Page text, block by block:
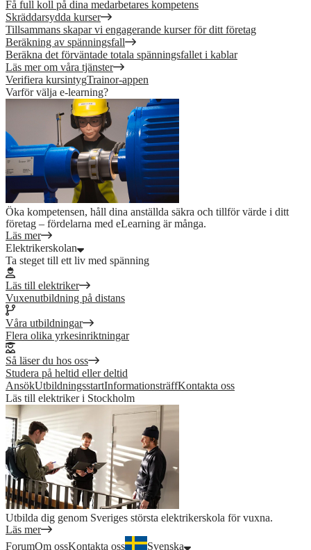
Få full koll på dina medarbetares kompetens
Skräddarsydda kurser
Tillsammans skapar vi engagerande kurser för ditt företag
Beräkning av spänningsfall
Beräkna det förväntade totala spänningsfallet i kablar
Läs mer om våra tjänster
Verifiera kursintygTrainor-appen
Varför välja e-learning?
Öka kompetensen, håll dina anställda säkra och tillför värde i ditt
företag – fördelarna med eLearning är många.
Läs mer
Elektrikerskolan
Ta steget till ett liv med spänning
Läs till elektriker
Vuxenutbildning på distans
Våra utbildningar
Flera olika yrkesinriktningar
Så läser du hos oss
Studera på heltid eller deltid
AnsökUtbildningsstartInformationsträffKontakta oss
Läs till elektriker i Stockholm
Utbilda dig genom Sveriges största elektrikerskola för vuxna.
Läs mer
ForumOm ossKontakta oss Svenska